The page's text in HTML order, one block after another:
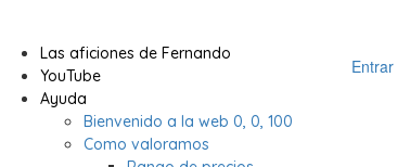
Entrar
Las aficiones de Fernando
YouTube
Ayuda
Bienvenido a la web 0, 0, 100
Como valoramos